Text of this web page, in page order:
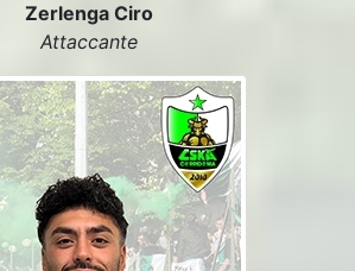
Zerlenga Ciro
Attaccante